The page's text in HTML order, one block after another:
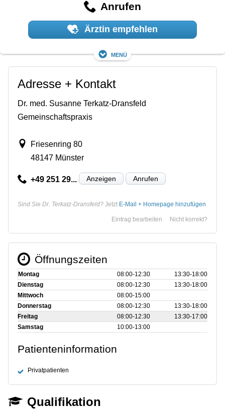
Anrufen
Ärztin empfehlen
Menü
Adresse + Kontakt
Dr. med. Susanne Terkatz-Dransfeld
Gemeinschaftspraxis
Friesenring 80
48147 Münster
+49 251 29... Anzeigen Anrufen
Sind Sie Dr. Terkatz-Dransfeld? Jetzt E-Mail + Homepage hinzufügen
Nicht korrekt?
Eintrag bearbeiten
Öffnungszeiten
Montag 08:00‑12:30
13:30‑18:00
Dienstag
08:00‑12:30
13:30‑18:00
Mittwoch
08:00‑15:00
Donnerstag
08:00‑12:30
13:30‑18:00
Freitag
08:00‑12:30
13:30‑17:00
Samstag
10:00‑13:00
Patienteninformation
Privatpatienten
Qualifikation